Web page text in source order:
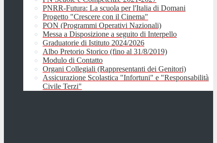
PNRR-Futura: La scuola per l'Italia di Domani
Progetto "Crescere con il Cinema"
PON (Programmi Operativi Nazionali)
Messa a Disposizione a seguito di Interpello
Graduatorie di Istituto 2024/2026
Albo Pretorio Storico (fino al 31/8/2019)
Modulo di Contatto
Organi Collegiali (Rappresentanti dei Genitori)
Assicurazione Scolastica "Infortuni" e "Responsabilità
Civile Terzi"